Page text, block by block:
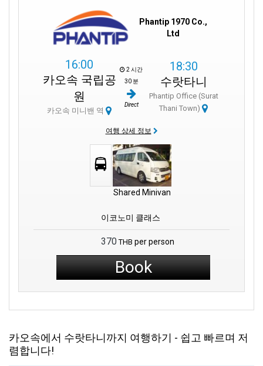
Phantip 1970 Co.,
Ltd
16:00
카오속 국립공
원
카오속 미니밴 역
2 시간
30 분
Direct
18:30
수랏타니
Phantip Office (Surat
Thani Town)
여행 상세 정보
Shared Minivan
이코노미 클래스
370 THB per person
Book
카오속에서 수랏타니까지 여행하기 - 쉽고 빠르며 저
렴합니다!